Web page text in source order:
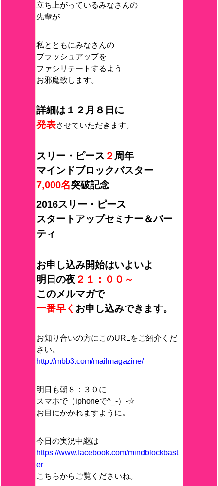
立ち上がっているみなさんの
先輩が
私とともにみなさんの
ブラッシュアップを
ファシリテートするよう
お邪魔致します。
詳細は１２月８日に
発表させていただきます。
スリー・ピース ２ 周年
マインドブロックバスター
7,000名突破記念
2016スリー・ピース
スタートアップセミナー＆パー
ティ
お申し込み開始はいよいよ
明日の夜２１：００～
このメルマガで
一番早く お申し込みできます。
お知り合いの方にこのURLをご紹介くだ
さい。
http://mbb3.com/mailmagazine/
明日も朝８：３０に
スマホで（iphoneで^_-）-☆
お目にかかれますように。
今日の実況中継は
https://www.facebook.com/mindblockbast
er
こちらからご覧くださいね。